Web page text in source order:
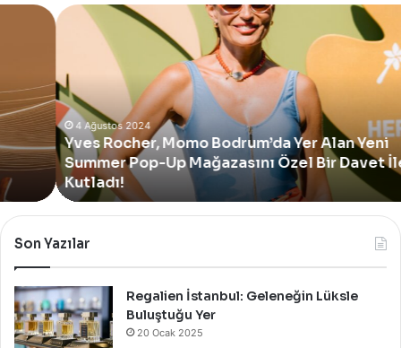
Bodrum’da
Yer
Alan
Yeni
Summer
Pop-
Up
Mağazasını
Özel
Bir
Kutladı!
4 Ağustos 2024
Yves Rocher, Momo Bodrum’da Yer Alan Yeni
Summer Pop-Up Mağazasını Özel Bir Davet İle
Kutladı!
Son Yazılar
Regalien İstanbul: Geleneğin Lüksle
Buluştuğu Yer
20 Ocak 2025